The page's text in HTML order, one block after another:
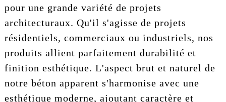
pour une grande variété de projets
architecturaux. Qu'il s'agisse de projets
résidentiels, commerciaux ou industriels, nos
produits allient parfaitement durabilité et
finition esthétique. L'aspect brut et naturel de
notre béton apparent s'harmonise avec une
esthétique moderne, ajoutant caractère et